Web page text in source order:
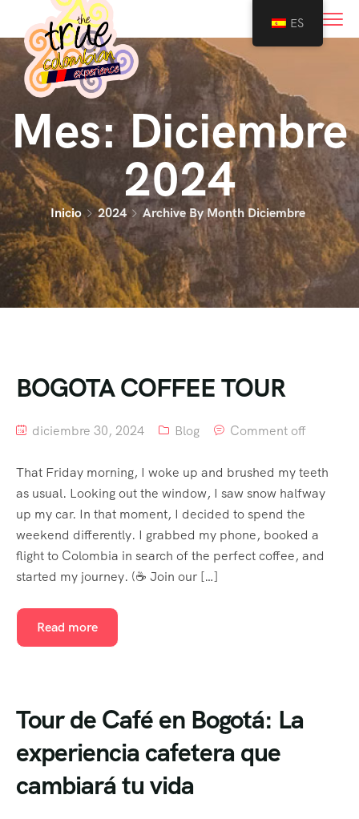
Mes:Diciembre
2024
Inicio 2024 Archive By Month Diciembre
BOGOTA COFFEE TOUR
diciembre 30, 2024 Blog Comment off
That Friday morning, I woke up and brushed my teeth
as usual. Looking out the window, I saw snow halfway
up my car. In that moment, I decided to spend the
weekend differently. I grabbed my phone, booked a
flight to Colombia in search of the perfect coffee, and
started my journey. (☕ Join our […]
Read more
Tour de Café en Bogotá: La
experiencia cafetera que
cambiará tu vida
ES